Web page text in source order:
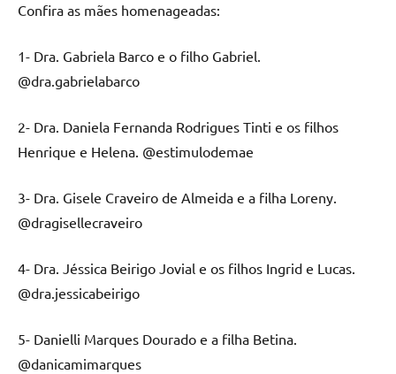
Confira as mães homenageadas:
1- Dra. Gabriela Barco e o filho Gabriel.
@dra.gabrielabarco
2- Dra. Daniela Fernanda Rodrigues Tinti e os filhos
Henrique e Helena. @estimulodemae
3- Dra. Gisele Craveiro de Almeida e a filha Loreny.
@dragisellecraveiro
4- Dra. Jéssica Beirigo Jovial e os filhos Ingrid e Lucas.
@dra.jessicabeirigo
5- Danielli Marques Dourado e a filha Betina.
@danicamimarques